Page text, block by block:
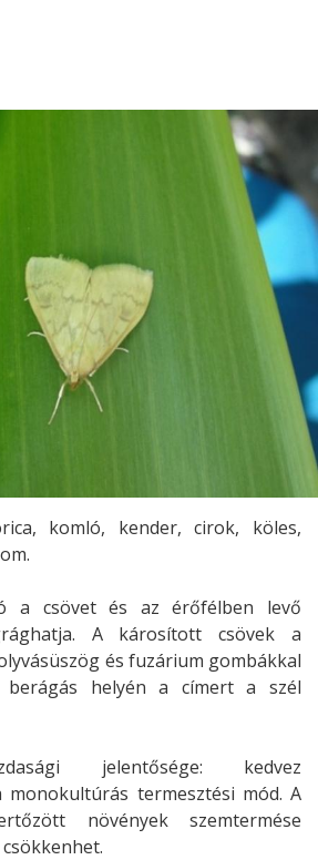
komló, kender, cirok, köles,
a csövet és az érőfélben levő
A károsított csövek a
és fuzárium gombákkal
berágás helyén a címert a szél
jelentősége: kedvez
monokultúrás termesztési mód. A
növények szemtermése